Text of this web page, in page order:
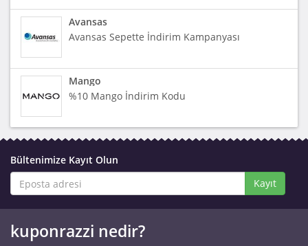
Avansas
Avansas Sepette İndirim Kampanyası
Mango
%10 Mango İndirim Kodu
Bültenimize Kayıt Olun
Kayıt
kuponrazzi nedir?